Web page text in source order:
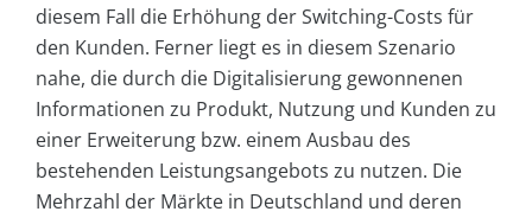
diesem Fall die Erhöhung der Switching-Costs für
den Kunden. Ferner liegt es in diesem Szenario
nahe, die durch die Digitalisierung gewonnenen
Informationen zu Produkt, Nutzung und Kunden zu
einer Erweiterung bzw. einem Ausbau des
bestehenden Leistungsangebots zu nutzen. Die
Mehrzahl der Märkte in Deutschland und deren